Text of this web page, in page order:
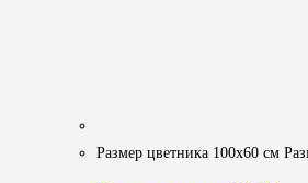
Размер цветника 100х60 см